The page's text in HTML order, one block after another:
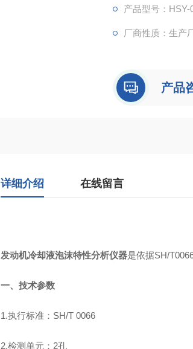
产品型号：HSY-
厂商性质：生产
产品
详细介绍 在线留言
发动机冷却液泡沫特性分析仪器是依据SH/
一、技术参数
1.执行标准：SH/T 0066
2.检测单元：2孔